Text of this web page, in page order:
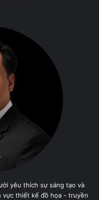
yêu thích sự sáng tạo và
vực thiết kế đồ họa - truyền